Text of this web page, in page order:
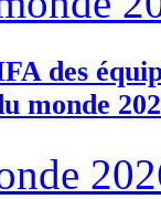
des
monde